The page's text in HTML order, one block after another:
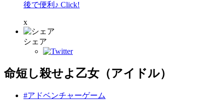
後で便利♪ Click!
x
シェア
命短し殺せよ乙女（アイドル）
#アドベンチャーゲーム